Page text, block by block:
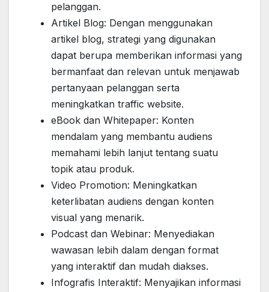
pelanggan.
Artikel Blog: Dengan menggunakan
artikel blog, strategi yang digunakan
dapat berupa memberikan informasi yang
bermanfaat dan relevan untuk menjawab
pertanyaan pelanggan serta
meningkatkan traffic website.
eBook dan Whitepaper: Konten
mendalam yang membantu audiens
memahami lebih lanjut tentang suatu
topik atau produk.
Video Promotion: Meningkatkan
keterlibatan audiens dengan konten
visual yang menarik.
Podcast dan Webinar: Menyediakan
wawasan lebih dalam dengan format
yang interaktif dan mudah diakses.
Infografis Interaktif: Menyajikan informasi